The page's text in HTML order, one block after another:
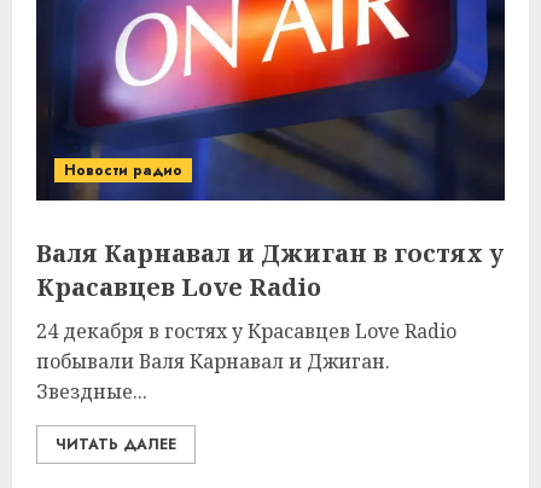
Новости радио
Валя Карнавал и Джиган в гостях у
Красавцев Love Radio
24 декабря в гостях у Красавцев Love Radio
побывали Валя Карнавал и Джиган.
Звездные...
ЧИТАТЬ ДАЛЕЕ